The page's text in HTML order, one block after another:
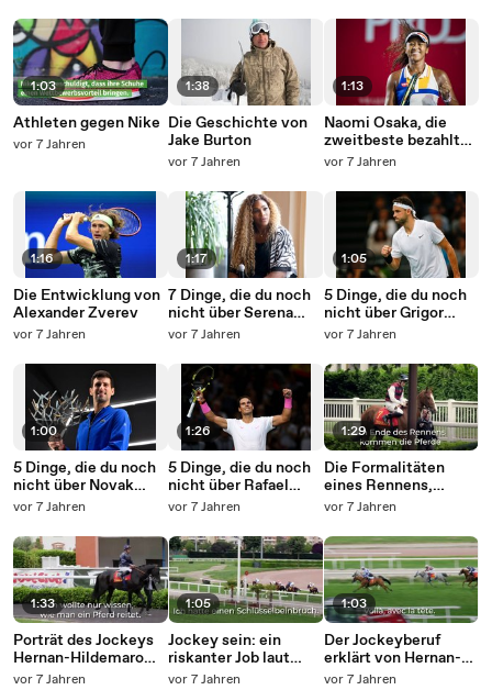
1:03
Athleten gegen Nike
vor 7 Jahren
1:16
Die Entwicklung von
Alexander Zverev
vor 7 Jahren
1:00
5 Dinge, die du noch
nicht über Novak
Djokovic wusstest
vor 7 Jahren
1:33
Porträt des Jockeys
Hernan-Hildemaro
Rodriguez-Nunez
vor 7 Jahren
1:38
Die Geschichte von
Jake Burton
vor 7 Jahren
1:17
7 Dinge, die du noch
nicht über Serena
Williams wusstest
vor 7 Jahren
1:26
5 Dinge, die du noch
nicht über Rafael
Nadal wusstest
vor 7 Jahren
1:05
Jockey sein: ein
riskanter Job laut
Hernan-Hildemaro
vor 7 Jahren
1:13
Naomi Osaka, die
zweitbeste bezahlte
Athletin der Welt
vor 7 Jahren
1:05
5 Dinge, die du noch
nicht über Grigor
Dimitrov wusstest
vor 7 Jahren
1:29
Die Formalitäten
eines Rennens,
erklärt von Claudie
der Biarritz-
Rennbahn.
vor 7 Jahren
1:03
Der Jockeyberuf
erklärt von Hernan-
Hildemaro
vor 7 Jahren